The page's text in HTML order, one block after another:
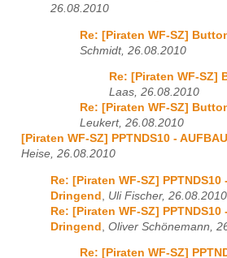
26.08.2010
Re: [Piraten WF-SZ]
Schmidt, 26.08.2010
Re: [Piraten WF-SZ]
Laas, 26.08.2010
Re: [Piraten WF-SZ]
Leukert, 26.08.2010
[Piraten WF-SZ] PPTNDS10 -
Heise, 26.08.2010
Re: [Piraten WF-SZ] PPTNDS10
Dringend
Uli Fischer, 26.08.2010
Re: [Piraten WF-SZ] PPTNDS10
Dringend Oliver Schönemann,
Re: [Piraten WF-SZ]